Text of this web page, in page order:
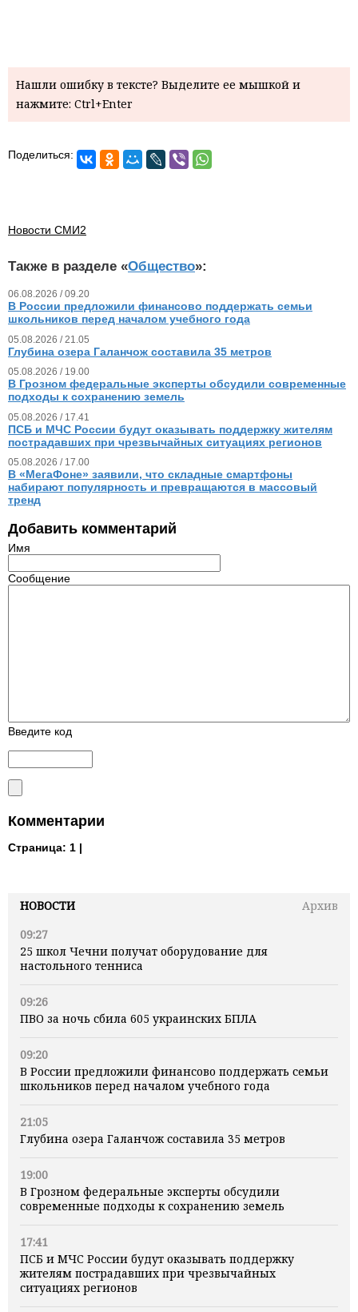
НОВОСТИ
Архив
09:27
25 школ Чечни получат оборудование для
настольного тенниса
09:26
ПВО за ночь сбила 605 украинских БПЛА
09:20
В России предложили финансово поддержать семьи
школьников перед началом учебного года
21:05
Глубина озера Галанчож составила 35 метров
19:00
В Грозном федеральные эксперты обсудили
современные подходы к сохранению земель
17:41
ПСБ и МЧС России будут оказывать поддержку
жителям пострадавших при чрезвычайных
ситуациях регионов
Нашли ошибку в тексте? Выделите ее мышкой и
нажмите: Ctrl+Enter
Поделиться:
Новости СМИ2
Также в разделе «Общество»:
06.08.2026 / 09.20
В России предложили финансово поддержать семьи
школьников перед началом учебного года
05.08.2026 / 21.05
Глубина озера Галанчож составила 35 метров
05.08.2026 / 19.00
В Грозном федеральные эксперты обсудили современные
подходы к сохранению земель
05.08.2026 / 17.41
ПСБ и МЧС России будут оказывать поддержку жителям
пострадавших при чрезвычайных ситуациях регионов
05.08.2026 / 17.00
В «МегаФоне» заявили, что складные смартфоны
набирают популярность и превращаются в массовый
тренд
Добавить комментарий
Имя
Сообщение
Введите код
Комментарии
Страница: 1 |